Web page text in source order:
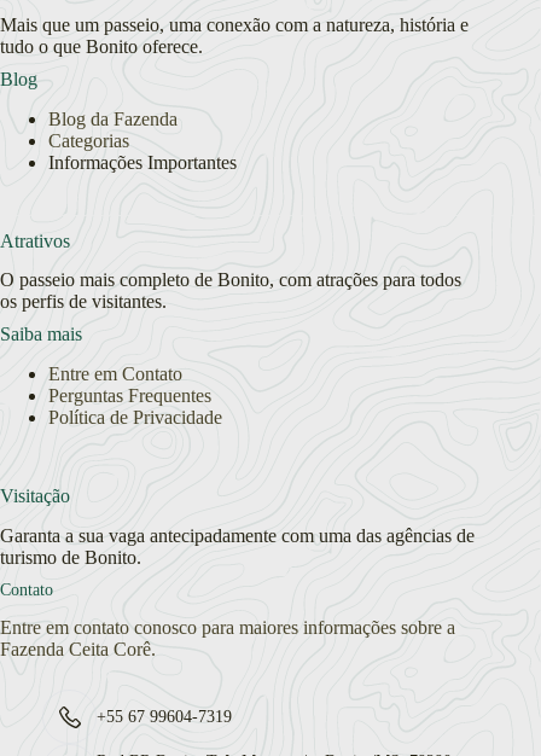
Mais que um passeio, uma conexão com a natureza, história e
tudo o que Bonito oferece.
Blog
Blog da Fazenda
Categorias
Informações Importantes
Atrativos
O passeio mais completo de Bonito, com atrações para todos
os perfis de visitantes.
Saiba mais
Entre em Contato
Perguntas Frequentes
Política de Privacidade
Visitação
Garanta a sua vaga antecipadamente com uma das agências de
turismo de Bonito.
Contato
Entre em contato conosco para maiores informações sobre a
Fazenda Ceita Corê.
+55 67 99604-7319